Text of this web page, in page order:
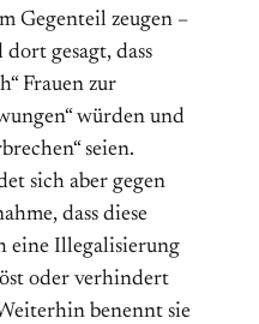
Gegenteil zeugen –
gesagt, dass
Frauen zur
würden und
seien.
sich aber gegen
dass diese
eine Illegalisierung
oder verhindert
benennt sie